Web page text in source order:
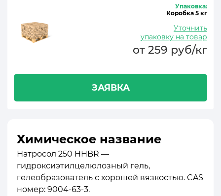
Упаковка:
Коробка 5 кг
Уточнить
упаковку на товар
от 259 руб/кг
ЗАЯВКА
Химическое название
Натросол 250 HHBR —
гидроксиэтилцелюлозный гель,
гелеобразователь с хорошей вязкостью. CAS
номер: 9004-63-3.